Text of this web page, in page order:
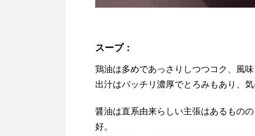
スープ：
鶏油は多めであっさりしつつコク、風味
出汁はバッチリ濃厚でとろみもあり、
醤油は直系由来らしい主張はあるもの
好。